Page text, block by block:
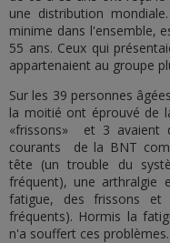
une distribution
minime dans l'ensemble,
55 ans. Ceux qui
appartenaient au groupe
Sur les 39 personnes
la moitié ont éprouvé de
«frissons» et 3 avaient
courants de la BNT
tête (un trouble du
fréquent), une arthralgie
fatigue, des frissons
fréquents). Hormis la
n'a souffert ces problèmes.